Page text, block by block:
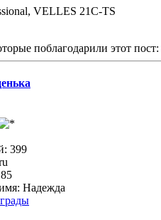
VELLES 21C-TS
поблагодарили этот пост:
399
Надежда